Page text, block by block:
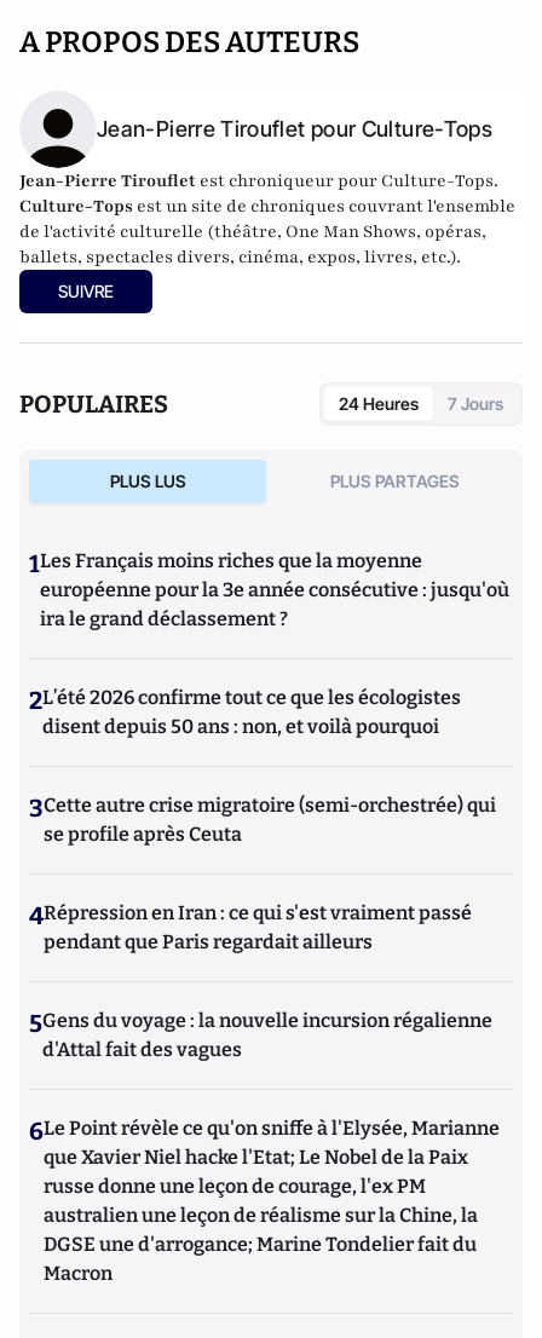
A PROPOS DES AUTEURS
Jean-Pierre Tirouflet pour Culture-Tops
Jean-Pierre Tirouflet est chroniqueur pour Culture-Tops.
Culture-Tops est un site de chroniques couvrant l'ensemble
de l'activité culturelle (théâtre, One Man Shows, opéras,
ballets, spectacles divers, cinéma, expos, livres, etc.).
SUIVRE
POPULAIRES 24 Heures 7 Jours
PLUS LUS PLUS PARTAGES
1Les Français moins riches que la moyenne
européenne pour la 3e année consécutive : jusqu'où
ira le grand déclassement ?
2L’été 2026 confirme tout ce que les écologistes
disent depuis 50 ans : non, et voilà pourquoi
3Cette autre crise migratoire (semi-orchestrée) qui
se profile après Ceuta
4Répression en Iran : ce qui s'est vraiment passé
pendant que Paris regardait ailleurs
5Gens du voyage : la nouvelle incursion régalienne
d'Attal fait des vagues
6Le Point révèle ce qu'on sniffe à l'Elysée, Marianne
que Xavier Niel hacke l'Etat; Le Nobel de la Paix
russe donne une leçon de courage, l'ex PM
australien une leçon de réalisme sur la Chine, la
DGSE une d'arrogance; Marine Tondelier fait du
Macron